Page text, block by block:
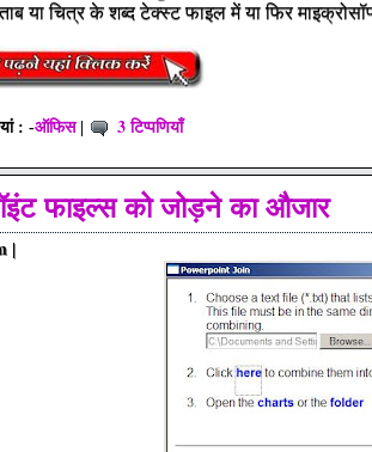
या चित्र के शब्द टेक्स्ट फाइल में या फिर
: -ऑफिस| 3 टिप्पणियाँ
फाइल्स को जोड़ने का औजार
|